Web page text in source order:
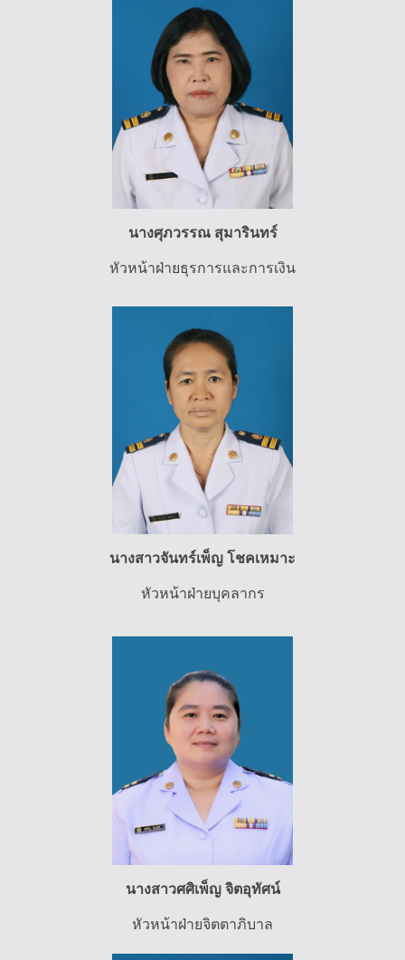
นางศุภวรรณ สุมารินทร์
หัวหน้าฝ่ายธุรการและการเงิน
นางสาวจันทร์เพ็ญ โชคเหมาะ
หัวหน้าฝ่ายบุคลากร
นางสาวศศิเพ็ญ จิตอุทัศน์
หัวหน้าฝ่ายจิตตาภิบาล